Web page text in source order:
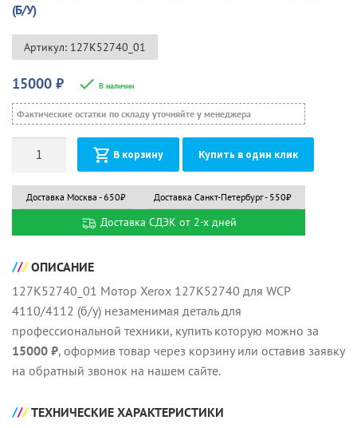
(Б/У)
Артикул: 127K52740_01
15000 ₽ В наличии
Фактические остатки по складу уточняйте у менеджера
В корзину Купить в один клик
Доставка Москва - 650₽ Доставка Санкт-Петербург - 550₽
Доставка СДЭК от 2-х дней
ОПИСАНИЕ
127K52740_01 Мотор Xerox 127K52740 для WCP
4110/4112 (б/у) незаменимая деталь для
профессиональной техники, купить которую можно за
15000 ₽, оформив товар через корзину или оставив заявку
на обратный звонок на нашем сайте.
ТЕХНИЧЕСКИЕ ХАРАКТЕРИСТИКИ